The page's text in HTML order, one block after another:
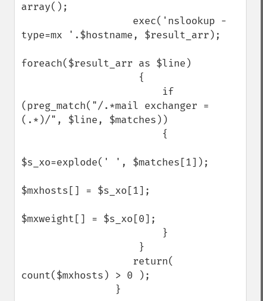
array();
type=mx '.$hostname, $result_arr);
foreach($result_arr as $line)
(preg_match("/.*mail exchanger =
(.*)/", $line, $matches))
$s_xo=explode(' ', $matches[1]);
$mxhosts[] = $s_xo[1];
$mxweight[] = $s_xo[0];
count($mxhosts) > 0 );
                }